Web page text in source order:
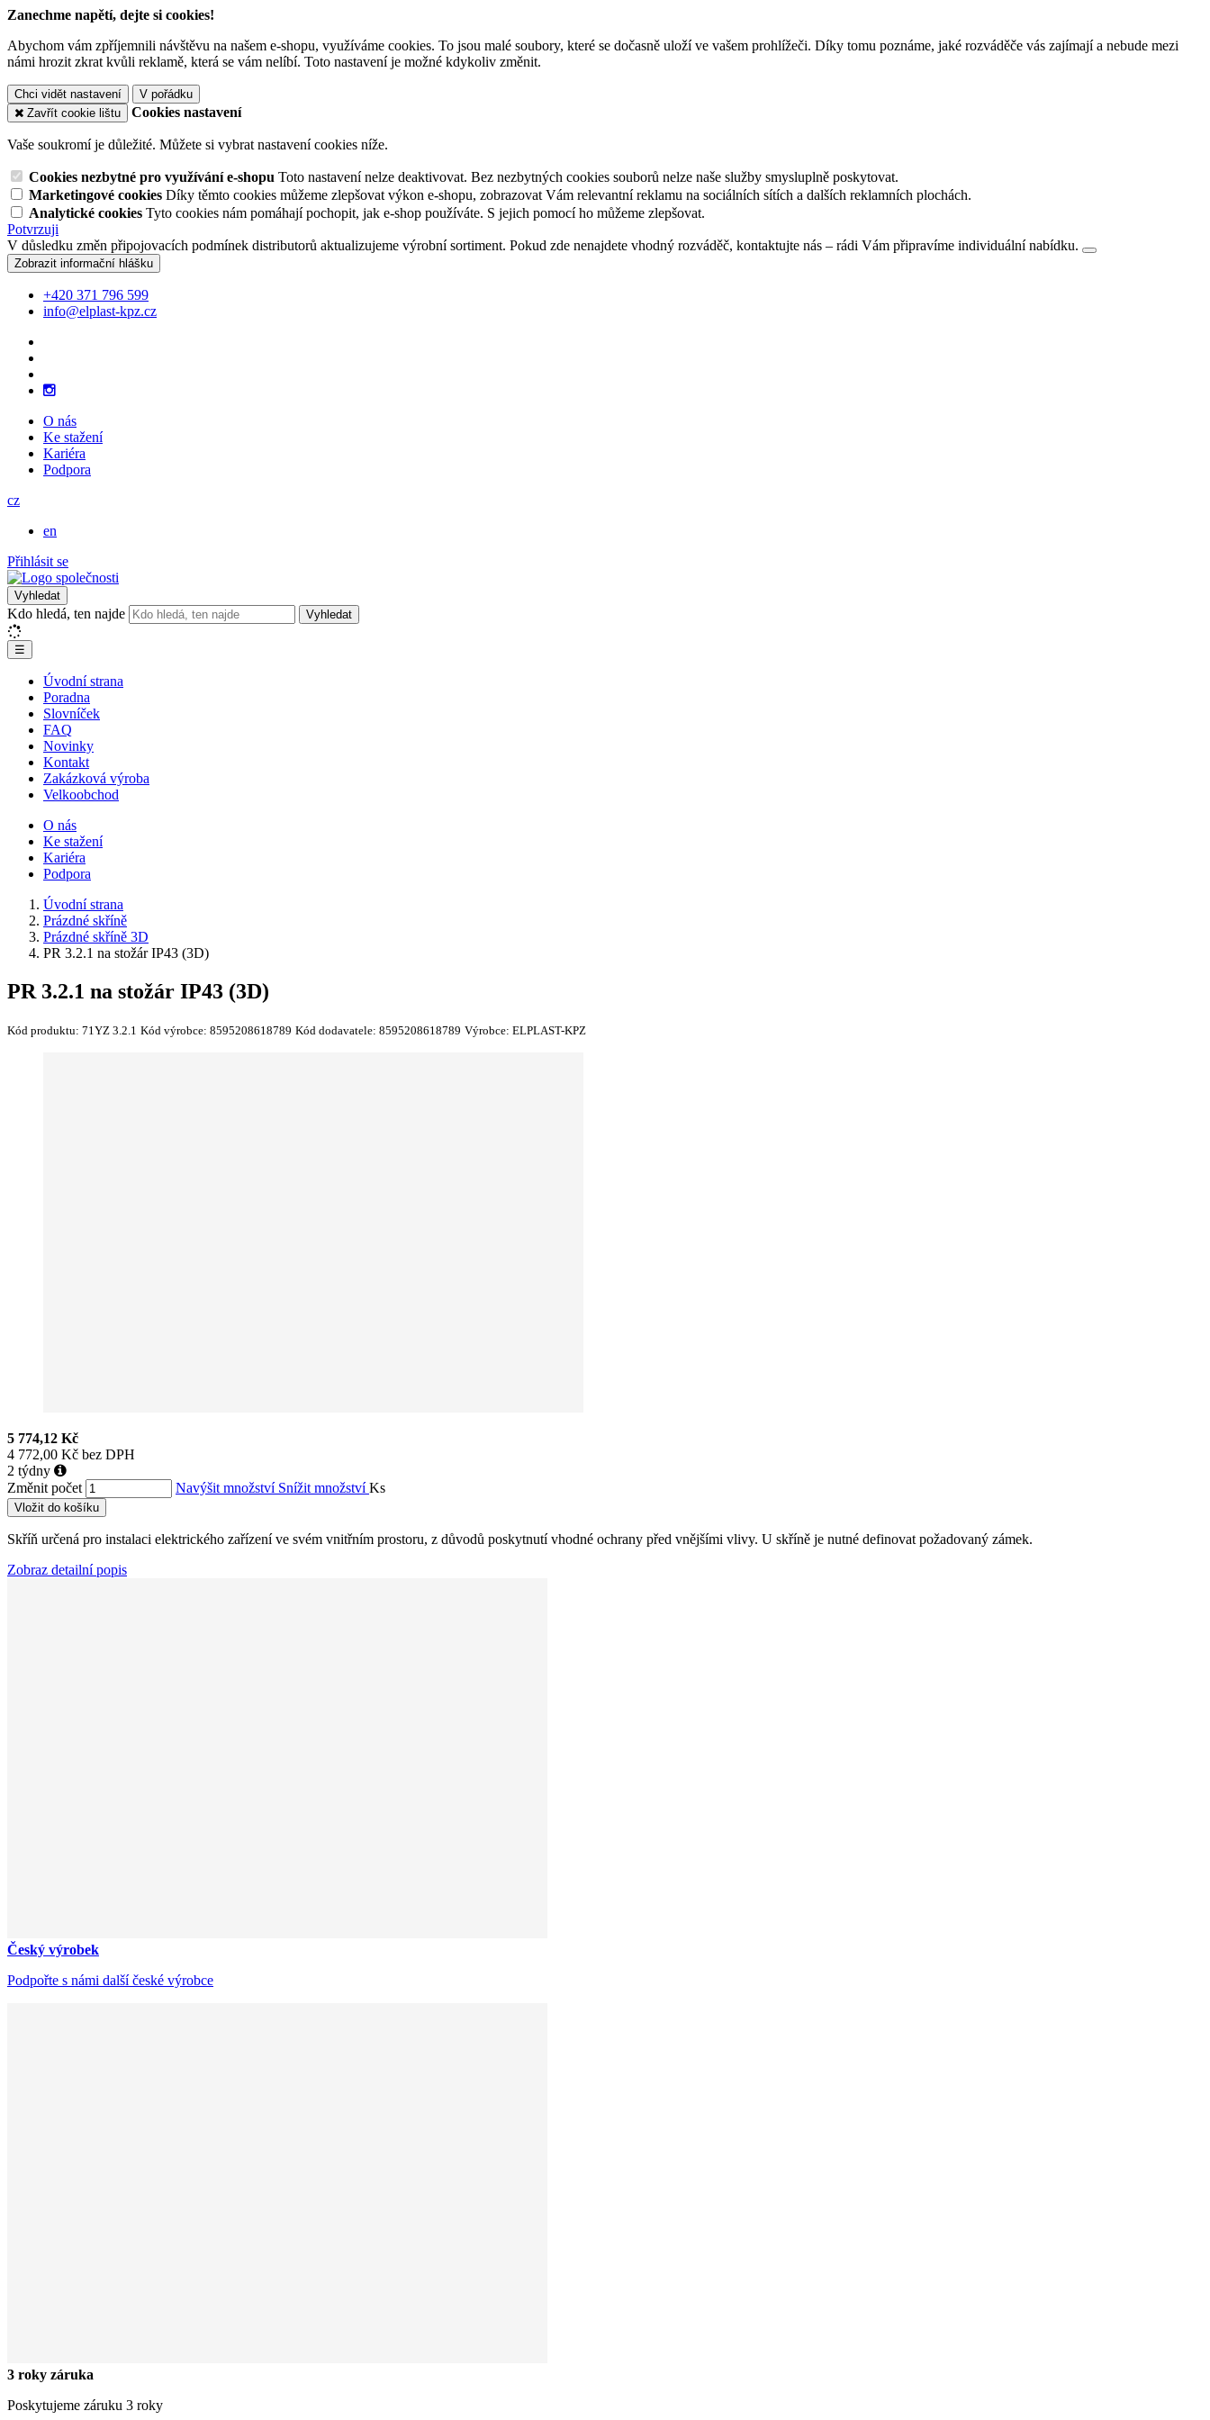
Zanechme napětí, dejte si cookies!
Abychom vám zpříjemnili návštěvu na našem e-shopu, využíváme cookies. To jsou malé soubory, které se dočasně uloží ve vašem prohlížeči. Díky tomu poznáme, jaké rozváděče vás zajímají a nebude mezi
námi hrozit zkrat kvůli reklamě, která se vám nelíbí. Toto nastavení je možné kdykoliv změnit.
Chci vidět nastavení
V pořádku
Zavřít cookie lištu
Cookies nastavení
Vaše soukromí je důležité. Můžete si vybrat nastavení cookies níže.
Cookies nezbytné pro využívání e-shopu Toto nastavení nelze deaktivovat. Bez nezbytných cookies souborů nelze naše služby smysluplně poskytovat.
Marketingové cookies Díky těmto cookies můžeme zlepšovat výkon e-shopu, zobrazovat Vám relevantní reklamu na sociálních sítích a dalších reklamních plochách.
Analytické cookies Tyto cookies nám pomáhají pochopit, jak e-shop používáte. S jejich pomocí ho můžeme zlepšovat.
Potvrzuji
V důsledku změn připojovacích podmínek distributorů aktualizujeme výrobní sortiment. Pokud zde nenajdete vhodný rozváděč, kontaktujte nás – rádi Vám připravíme individuální nabídku.
Zobrazit informační hlášku
+420 371 796 599
info@elplast-kpz.cz
O nás
Ke stažení
Kariéra
Podpora
cz
en
Přihlásit se
Vyhledat
Kdo hledá, ten najde Vyhledat
☰
Úvodní strana
Poradna
Slovníček
FAQ
Novinky
Kontakt
Zakázková výroba
Velkoobchod
O nás
Ke stažení
Kariéra
Podpora
Úvodní strana
Prázdné skříně
Prázdné skříně 3D
PR 3.2.1 na stožár IP43 (3D)
PR 3.2.1 na stožár IP43 (3D)
Kód produktu: 71YZ 3.2.1 Kód výrobce: 8595208618789 Kód dodavatele: 8595208618789 Výrobce: ELPLAST-KPZ
5 774,12 Kč
4 772,00 Kč bez DPH
2 týdny
Změnit počet
Navýšit množství Snížit množstvíKs
Vložit do košíku
Skříň určená pro instalaci elektrického zařízení ve svém vnitřním prostoru, z důvodů poskytnutí vhodné ochrany před vnějšími vlivy. U skříně je nutné definovat požadovaný zámek.
Zobraz detailní popis
Český výrobek
Podpořte s námi další české výrobce
3 roky záruka
Poskytujeme záruku 3 roky